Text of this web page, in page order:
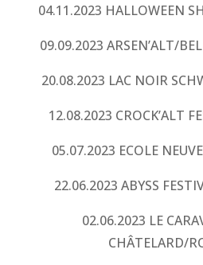
04.11.2023 HALLOWEEN
09.09.2023 ARSEN’ALT/
20.08.2023 LAC NOIR
12.08.2023 CROCK’ALT
05.07.2023 ECOLE
22.06.2023 ABYSS
02.06.2023 LE
CHÂTELARD/